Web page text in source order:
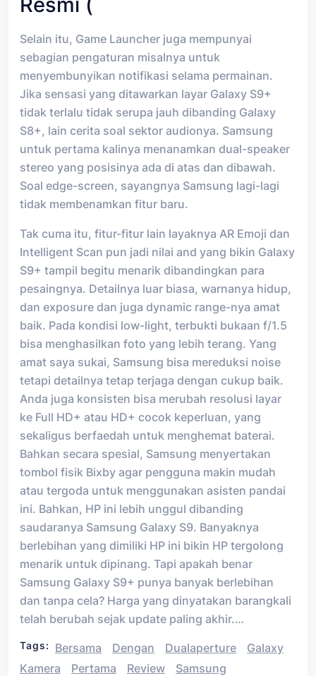
Selain itu, Game Launcher juga mempunyai
sebagian pengaturan misalnya untuk
menyembunyikan notifikasi selama permainan.
Jika sensasi yang ditawarkan layar Galaxy S9+
tidak terlalu tidak serupa jauh dibanding Galaxy
S8+, lain cerita soal sektor audionya. Samsung
untuk pertama kalinya menanamkan dual-speaker
stereo yang posisinya ada di atas dan dibawah.
Soal edge-screen, sayangnya Samsung lagi-lagi
tidak membenamkan fitur baru.
Tak cuma itu, fitur-fitur lain layaknya AR Emoji dan
Intelligent Scan pun jadi nilai and yang bikin Galaxy
S9+ tampil begitu menarik dibandingkan para
pesaingnya. Detailnya luar biasa, warnanya hidup,
dan exposure dan juga dynamic range-nya amat
baik. Pada kondisi low-light, terbukti bukaan f/1.5
bisa menghasilkan foto yang lebih terang. Yang
amat saya sukai, Samsung bisa mereduksi noise
tetapi detailnya tetap terjaga dengan cukup baik.
Anda juga konsisten bisa merubah resolusi layar
ke Full HD+ atau HD+ cocok keperluan, yang
sekaligus berfaedah untuk menghemat baterai.
Bahkan secara spesial, Samsung menyertakan
tombol fisik Bixby agar pengguna makin mudah
atau tergoda untuk menggunakan asisten pandai
ini. Bahkan, HP ini lebih unggul dibanding
saudaranya Samsung Galaxy S9. Banyaknya
berlebihan yang dimiliki HP ini bikin HP tergolong
menarik untuk dipinang. Tapi apakah benar
Samsung Galaxy S9+ punya banyak berlebihan
dan tanpa cela? Harga yang dinyatakan barangkali
telah berubah sejak update paling akhir.…
Tags: Bersama Dengan Dualaperture
Galaxy
Kamera
Pertama Review
Samsung